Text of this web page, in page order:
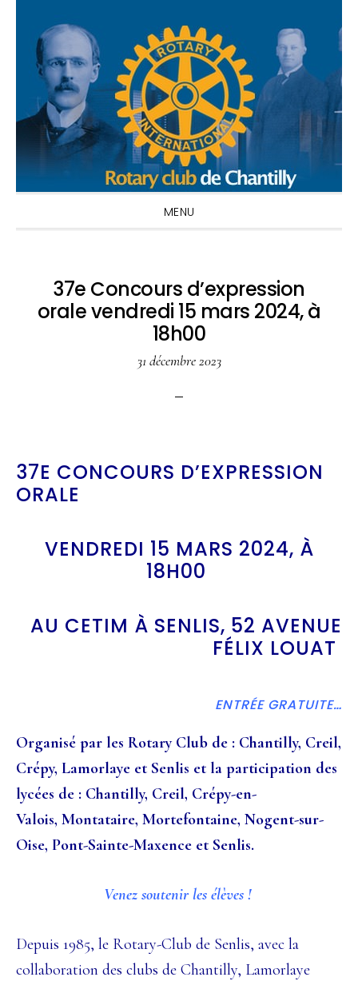
navigation
principale
contenu
principal
barre
latérale
principale
MENU
37e Concours d’expression
orale vendredi 15 mars 2024, à
18h00
31 décembre 2023
37E CONCOURS D’EXPRESSION
ORALE
VENDREDI 15 MARS 2024, À
18H00
AU CETIM À SENLIS, 52 AVENUE
FÉLIX LOUAT
ENTRÉE GRATUITE…
Organisé par les Rotary Club de : Chantilly, Creil,
Crépy, Lamorlaye et Senlis et la participation des
lycées de : Chantilly, Creil, Crépy-en-
Valois, Montataire, Mortefontaine, Nogent-sur-
Oise, Pont-Sainte-Maxence et Senlis.
Venez soutenir les élèves !
Depuis 1985, le Rotary-Club de Senlis, avec la
collaboration des clubs de Chantilly, Lamorlaye